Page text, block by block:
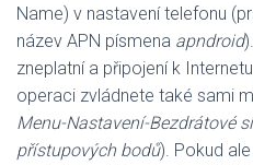
Name) v nastavení telefonu
název APN písmena apndroid
zneplatní a připojení k
operaci zvládnete také sami
Menu-Nastavení-Bezdrátové
přístupových bodů). Pokud